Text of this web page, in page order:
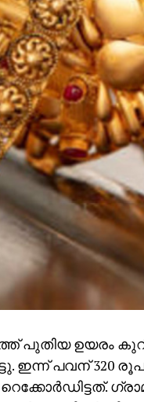
പുതിയ ഉയരം
ഇന്ന് പവന്